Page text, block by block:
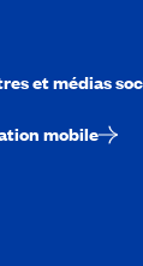
et médias
mobile